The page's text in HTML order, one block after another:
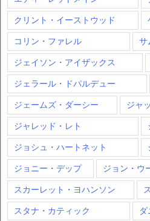
クリント・イーストウッド
コリン・ファレル サ
ジェイソン・アイザックス
ジェラール・ドパルデュー
ジェームズ・ダーシー ジャ
ジャレッド・レト
ジョシュ・ハートネット
ジョニー・デップ ジョン・ウ
スカーレット・ヨハンソン
スタナ・カティック